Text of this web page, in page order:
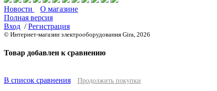
Новости
О магазине
Полная версия
Вход /Регистрация
© Интернет-магазин электрооборудования Gira, 2026
Товар добавлен к сравнению
В список сравнения Продолжить покупки